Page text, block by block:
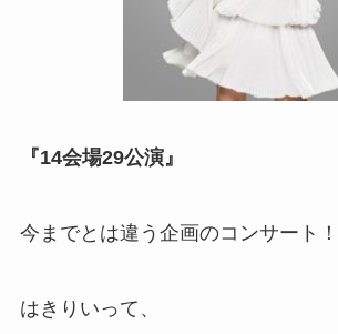
『14会場29公演』
今までとは違う企画のコンサート！
はきりいって、